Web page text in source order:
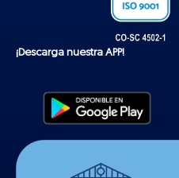
¡Descarga nuestra APP!